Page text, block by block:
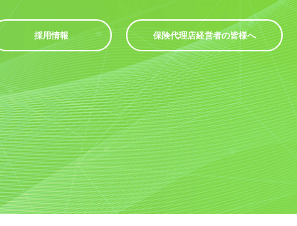
採用情報 保険代理店経営者の皆様へ